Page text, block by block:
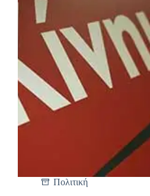
Πολιτική